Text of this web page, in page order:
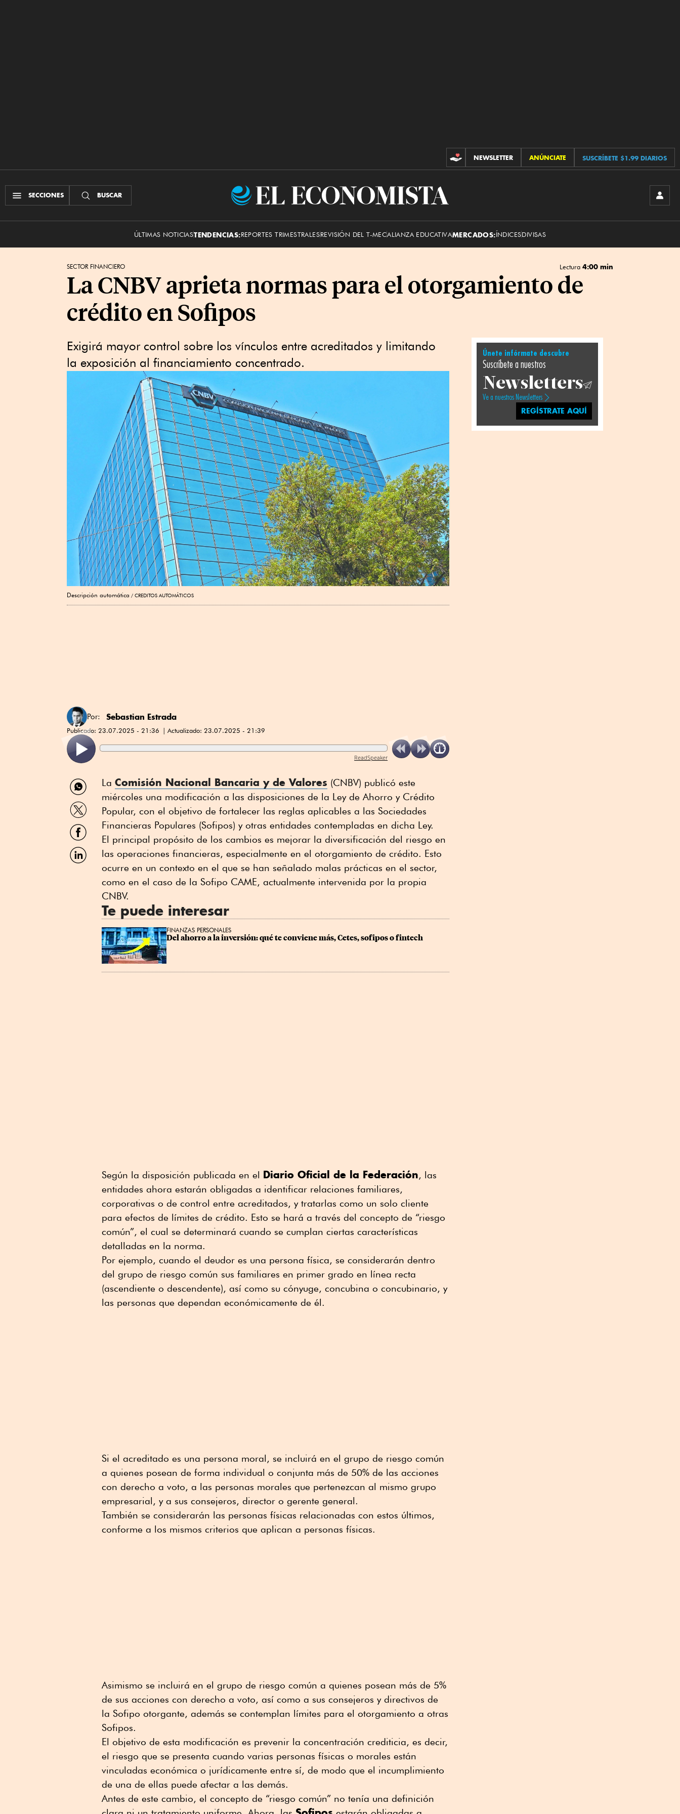
CONTRIBUCIONES
NEWSLETTER ANÚNCIATE SUSCRÍBETE $1.99 DIARIOS
SECCIONES BUSCAR
El
ÚLTIMAS NOTICIASTENDENCIAS:REPORTES TRIMESTRALESREVISIÓN DEL T-MECALIANZA EDUCATIVAMERCADOS:ÍNDICESDIVISAS
SECTOR FINANCIERO Lectura 4:00 min
La CNBV aprieta normas para el otorgamiento de
crédito en Sofipos
Exigirá mayor control sobre los vínculos entre acreditados y limitando
la exposición al financiamiento concentrado.
Descripción automática CREDITOS AUTOMÁTICOS
Por: Sebastian Estrada
Publicado: 23.07.2025 - 21:36 Actualizado: 23.07.2025 - 21:39
ReadSpeaker
Compartir
por
WhatsApp
Compartir
por
Twitter
Compartir
por
Facebook
Compartir
por
La Comisión Nacional Bancaria y de Valores (CNBV) publicó este
miércoles una modificación a las disposiciones de la Ley de Ahorro y Crédito
Popular, con el objetivo de fortalecer las reglas aplicables a las Sociedades
Financieras Populares (Sofipos) y otras entidades contempladas en dicha Ley.
El principal propósito de los cambios es mejorar la diversificación del riesgo en
las operaciones financieras, especialmente en el otorgamiento de crédito. Esto
ocurre en un contexto en el que se han señalado malas prácticas en el sector,
como en el caso de la Sofipo CAME, actualmente intervenida por la propia
CNBV.
Te puede interesar
FINANZAS PERSONALES
Del ahorro a la inversión: qué te conviene más, Cetes, sofipos o fintech
Según la disposición publicada en el Diario Oficial de la Federación, las
entidades ahora estarán obligadas a identificar relaciones familiares,
corporativas o de control entre acreditados, y tratarlas como un solo cliente
para efectos de límites de crédito. Esto se hará a través del concepto de “riesgo
común”, el cual se determinará cuando se cumplan ciertas características
detalladas en la norma.
Por ejemplo, cuando el deudor es una persona física, se considerarán dentro
del grupo de riesgo común sus familiares en primer grado en línea recta
(ascendiente o descendente), así como su cónyuge, concubina o concubinario, y
las personas que dependan económicamente de él.
Si el acreditado es una persona moral, se incluirá en el grupo de riesgo común
a quienes posean de forma individual o conjunta más de 50% de las acciones
con derecho a voto, a las personas morales que pertenezcan al mismo grupo
empresarial, y a sus consejeros, director o gerente general.
También se considerarán las personas físicas relacionadas con estos últimos,
conforme a los mismos criterios que aplican a personas físicas.
Asimismo se incluirá en el grupo de riesgo común a quienes posean más de 5%
de sus acciones con derecho a voto, así como a sus consejeros y directivos de
la Sofipo otorgante, además se contemplan límites para el otorgamiento a otras
Sofipos.
El objetivo de esta modificación es prevenir la concentración crediticia, es decir,
el riesgo que se presenta cuando varias personas físicas o morales están
vinculadas económica o jurídicamente entre sí, de modo que el incumplimiento
de una de ellas puede afectar a las demás.
Antes de este cambio, el concepto de “riesgo común” no tenía una definición
Únete infórmate descubre
Suscríbete a nuestros
Newsletters
Ve a nuestros Newsletters
REGÍSTRATE AQUÍ